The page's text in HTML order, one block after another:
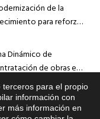
de la
para reforzar
Dinámico de
de obras en
una nueva arteria de
no potable en
terceros para el propio
información con
más información en
cualquier duda sobre